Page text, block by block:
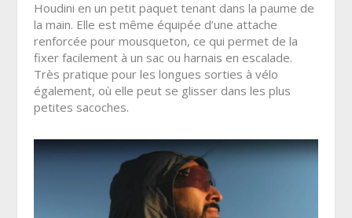
Houdini en un petit paquet tenant dans la paume de
la main. Elle est même équipée d’une attache
renforcée pour mousqueton, ce qui permet de la
fixer facilement à un sac ou harnais en escalade.
Très pratique pour les longues sorties à vélo
également, où elle peut se glisser dans les plus
petites sacoches.